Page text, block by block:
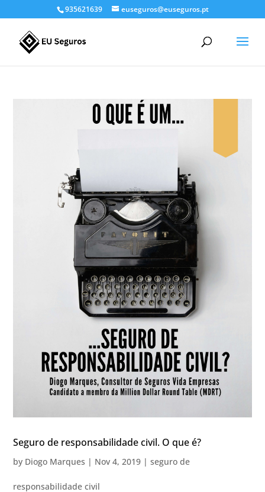
935621639 euseguros@euseguros.pt
Seguro de responsabilidade civil. O que é?
by Diogo Marques | Nov 4, 2019 |seguro de
responsabilidade civil